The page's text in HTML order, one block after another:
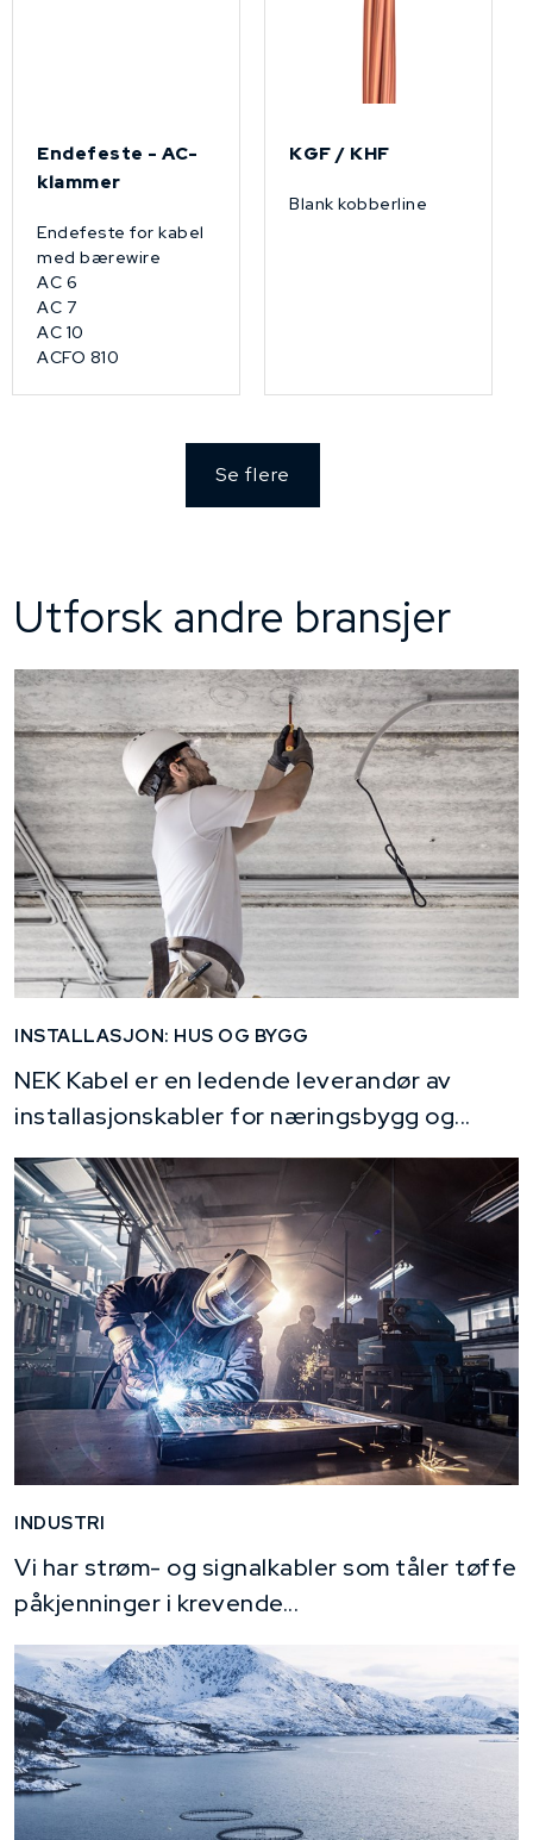
Endefeste - AC-
klammer
Endefeste for kabel
med bærewire
AC 6
AC 7
AC 10
ACFO 810
KGF / KHF
Blank kobberline
Se flere
Utforsk andre bransjer
INSTALLASJON: HUS OG BYGG
NEK Kabel er en ledende leverandør av
installasjonskabler for næringsbygg og...
INDUSTRI
Vi har strøm- og signalkabler som tåler tøffe
påkjenninger i krevende...